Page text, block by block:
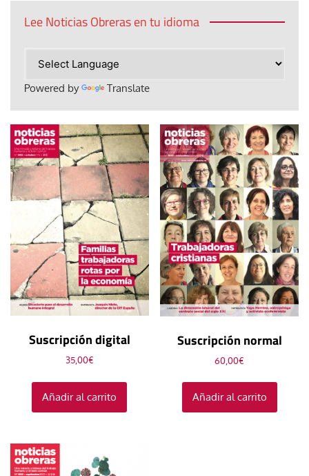
Lee Noticias Obreras en tu idioma
Powered by Translate
Suscripción digital
35,00€
Añadir al carrito
Suscripción normal
60,00€
Añadir al carrito